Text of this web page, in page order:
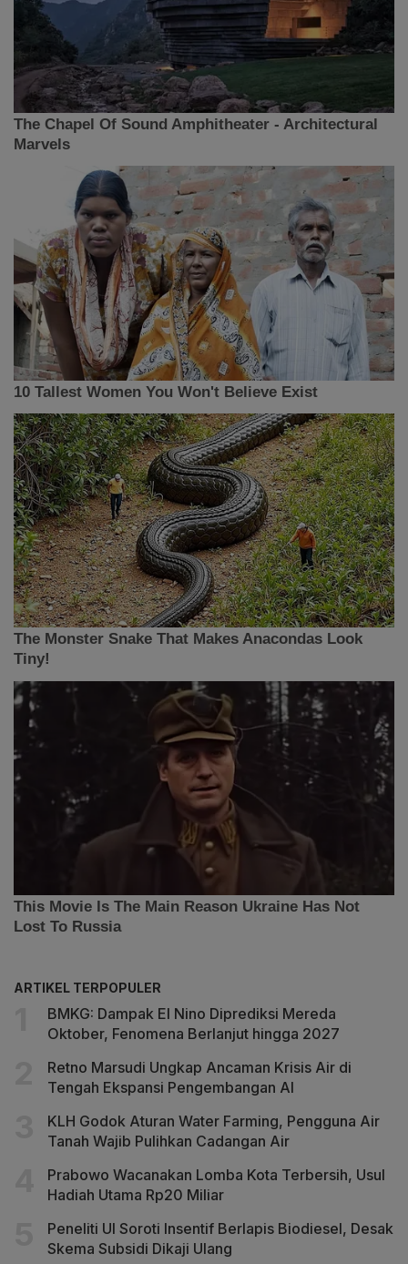
ARTIKEL TERPOPULER
BMKG: Dampak El Nino Diprediksi Mereda
Oktober, Fenomena Berlanjut hingga 2027
Retno Marsudi Ungkap Ancaman Krisis Air di
Tengah Ekspansi Pengembangan AI
KLH Godok Aturan Water Farming, Pengguna Air
Tanah Wajib Pulihkan Cadangan Air
Prabowo Wacanakan Lomba Kota Terbersih, Usul
Hadiah Utama Rp20 Miliar
Peneliti UI Soroti Insentif Berlapis Biodiesel, Desak
Skema Subsidi Dikaji Ulang